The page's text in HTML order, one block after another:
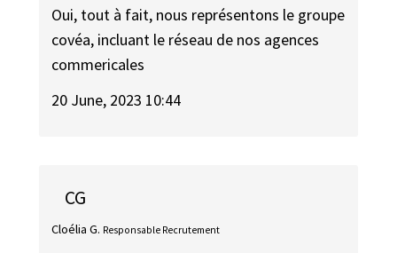
Oui, tout à fait, nous représentons le groupe
covéa, incluant le réseau de nos agences
commericales
20 June, 2023 10:44
CG
Cloélia G. Responsable Recrutement